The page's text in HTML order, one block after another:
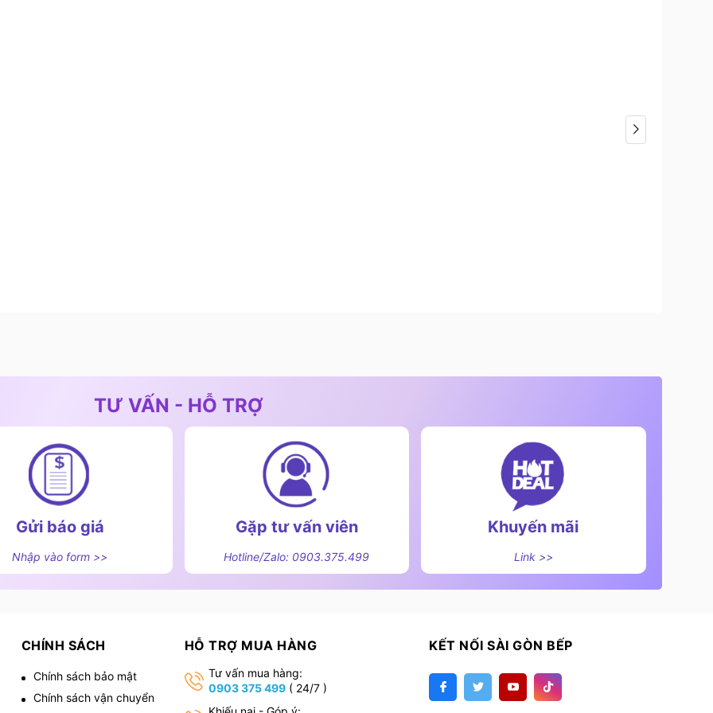
năng chịu nhiệt, lòng ngăn chiên làm từ thép phủ
không bao gồm rơi vỡ.
TƯ VẤN - HỖ TRỢ
Gửi báo giá
Nhập vào form >>
Gặp tư vấn viên
Hotline/Zalo: 0903.375.499
Khuyến mãi
Link >>
CHÍNH SÁCH
Chính sách bảo mật
Chính sách vận chuyển
HỖ TRỢ MUA HÀNG
Tư vấn mua hàng:
0903 375 499( 24/7 )
KẾT NỐI SÀI GÒN BẾP